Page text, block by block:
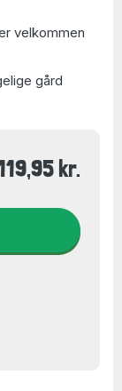
velkommen
gård
kr.